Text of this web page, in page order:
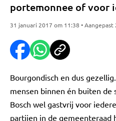
portemonnee of voor
31 januari 2017 om 11:38 •
Bourgondisch en dus
mensen binnen én buiten de
Bosch wel gastvrij voor
partijen in de gemeenteraad